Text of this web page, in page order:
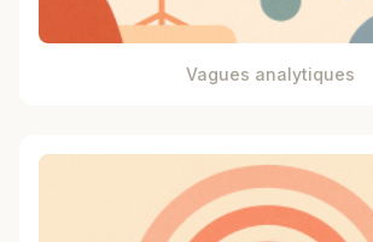
Vagues analytiques